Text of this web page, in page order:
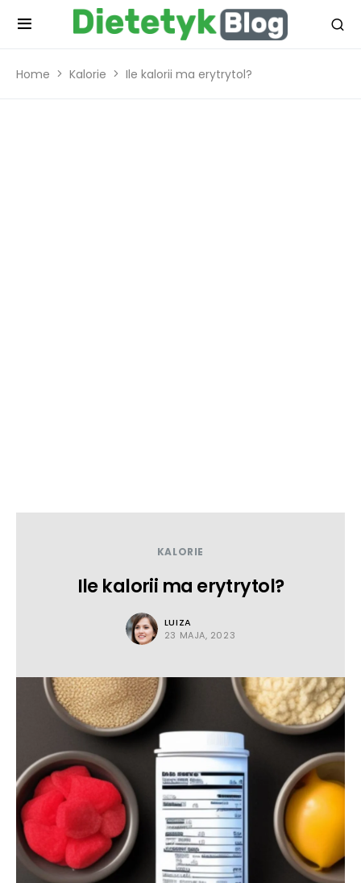
Home Kalorie Ile kalorii ma erytrytol?
KALORIE
Ile kalorii ma erytrytol?
LUIZA
23 MAJA, 2023